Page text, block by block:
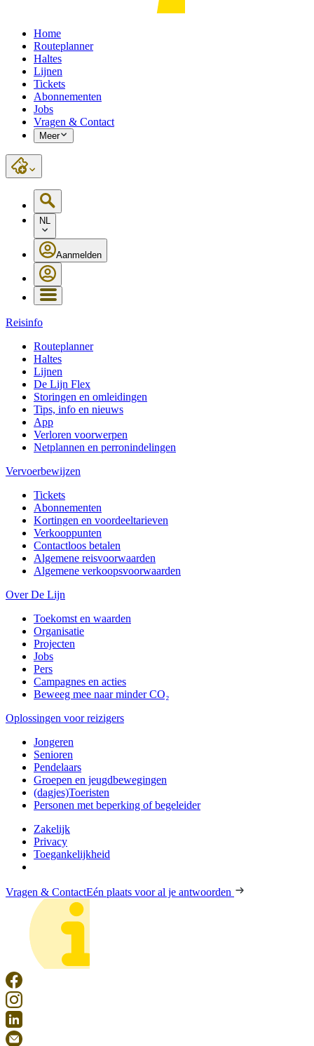
Home
Routeplanner
Haltes
Lijnen
Tickets
Abonnementen
Jobs
Vragen & Contact
Meer
NL
Aanmelden
Reisinfo
Routeplanner
Haltes
Lijnen
De Lijn Flex
Storingen en omleidingen
Tips, info en nieuws
App
Verloren voorwerpen
Netplannen en perronindelingen
Vervoerbewijzen
Tickets
Abonnementen
Kortingen en voordeeltarieven
Verkooppunten
Contactloos betalen
Algemene reisvoorwaarden
Algemene verkoopsvoorwaarden
Over De Lijn
Toekomst en waarden
Organisatie
Projecten
Jobs
Pers
Campagnes en acties
Beweeg mee naar minder CO₂
Oplossingen voor reizigers
Jongeren
Senioren
Pendelaars
Groepen en jeugdbewegingen
(dagjes)Toeristen
Personen met beperking of begeleider
Zakelijk
Privacy
Toegankelijkheid
Vragen & ContactEén plaats voor al je antwoorden